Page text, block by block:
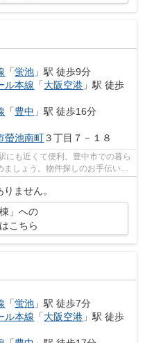
「蛍池 」駅 徒歩9分
ル本線 「大阪空港 」駅 徒歩
「豊中 」駅 徒歩16分
螢池南町３丁目７－１８
にも近くて便利。豊中市での暮ら
しょう。物件探しのお手伝いを
ません。
」への
こちら
「蛍池 」駅 徒歩7分
ル本線 「大阪空港 」駅 徒歩